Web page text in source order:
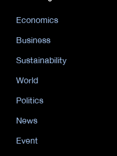
Economics
Business
Sustainability
World
Politics
News
Event